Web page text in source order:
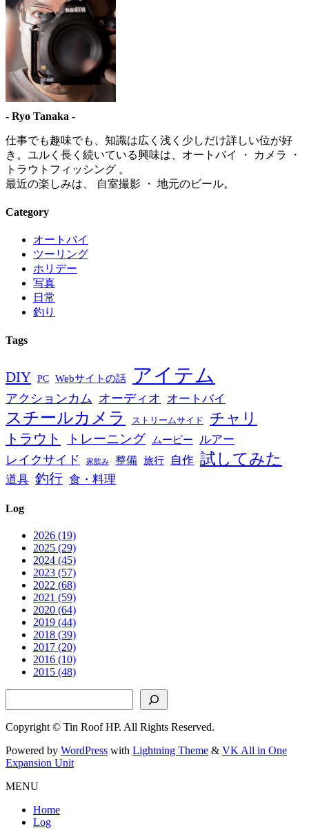
- Ryo Tanaka -
仕事でも趣味でも、知識は広く浅く少しだけ詳しい位が好
き。ユルく長く続いている興味は、オートバイ ・ カメラ ・
トラウトフィッシング 。
最近の楽しみは、 自室撮影 ・ 地元のビール。
Category
オートバイ
ツーリング
ホリデー
写真
日常
釣り
Tags
DIY PC Webサイトの話 アイテム
アクションカム オーディオ オートバイ
スチールカメラ ストリームサイド チャリ
トラウト トレーニング ムービー
ルアー
レイクサイド
家飲み 整備 旅行 自作 試してみた
道具 釣行 食・料理
Log
2026 (19)
2025 (29)
2024 (45)
2023 (57)
2022 (68)
2021 (59)
2020 (64)
2019 (44)
2018 (39)
2017 (20)
2016 (10)
2015 (48)
Copyright © Tin Roof HP. All Rights Reserved.
Powered by WordPress with Lightning Theme & VK All in One
Expansion Unit
MENU
Home
Log